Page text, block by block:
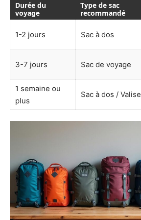
Durée du
voyage
Type de sac
recommandé
1-2 jours Sac à dos
3-7 jours Sac de voyage
1 semaine ou
plus
Sac à dos / Valise